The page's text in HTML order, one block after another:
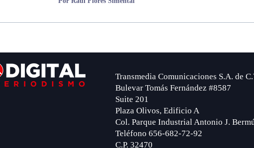
Transmedia Comunicaciones S.A. de
Bulevar Tomás Fernández #8587
Suite 201
Plaza Olivos, Edificio A
Col. Parque Industrial Antonio J.
Teléfono 656-682-72-92
C.P. 32470